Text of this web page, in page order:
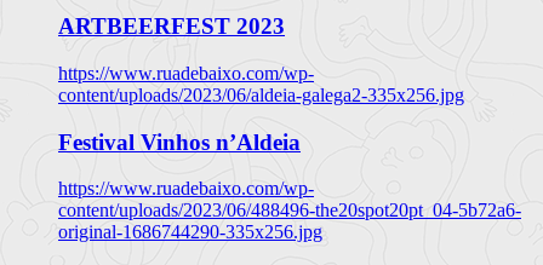
ARTBEERFEST 2023
https://www.ruadebaixo.com/wp-
content/uploads/2023/06/aldeia-galega2-335x256.jpg
Festival Vinhos n’Aldeia
https://www.ruadebaixo.com/wp-
content/uploads/2023/06/488496-the20spot20pt_04-5b72a6-
original-1686744290-335x256.jpg